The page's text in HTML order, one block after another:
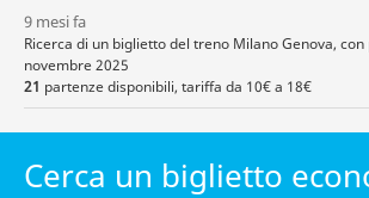
9 mesi fa
Ricerca di un biglietto del treno Milano Genova,
novembre 2025
21 partenze disponibili, tariffa da 10€ a 18€
Cerca un biglietto